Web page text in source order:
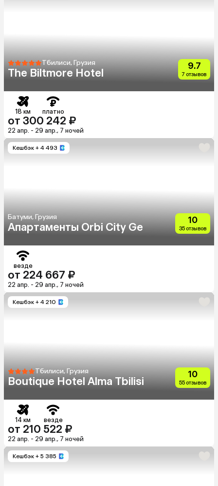
Тбилиси, Грузия
The Biltmore Hotel
9.7
7 отзывов
18 км платно
от 300 242 ₽
22 апр. - 29 апр., 7 ночей
Кешбэк + 4 493
Батуми, Грузия
Апартаменты Orbi City Ge
10
35 отзывов
везде
от 224 667 ₽
22 апр. - 29 апр., 7 ночей
Кешбэк + 4 210
Тбилиси, Грузия
Boutique Hotel Alma Tbilisi
10
55 отзывов
14 км везде
от 210 522 ₽
22 апр. - 29 апр., 7 ночей
Кешбэк + 5 385